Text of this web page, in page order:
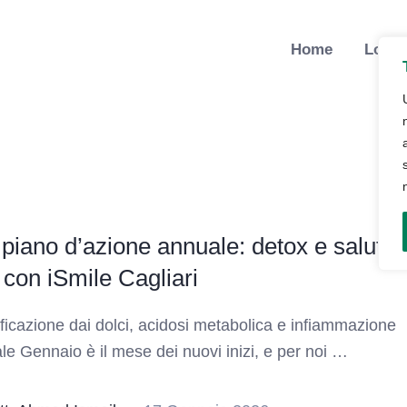
Home Lo
d’azione annuale: detox e salute
iSmile Cagliari
dai dolci, acidosi metabolica e infiammazione
Gennaio è il mese dei nuovi inizi, e per noi …